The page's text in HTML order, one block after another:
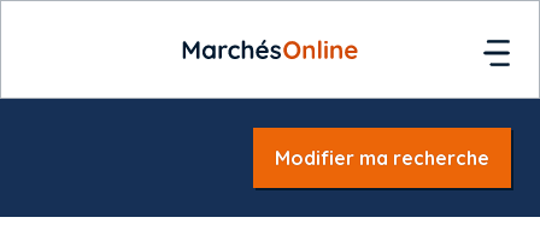
Modifier ma recherche